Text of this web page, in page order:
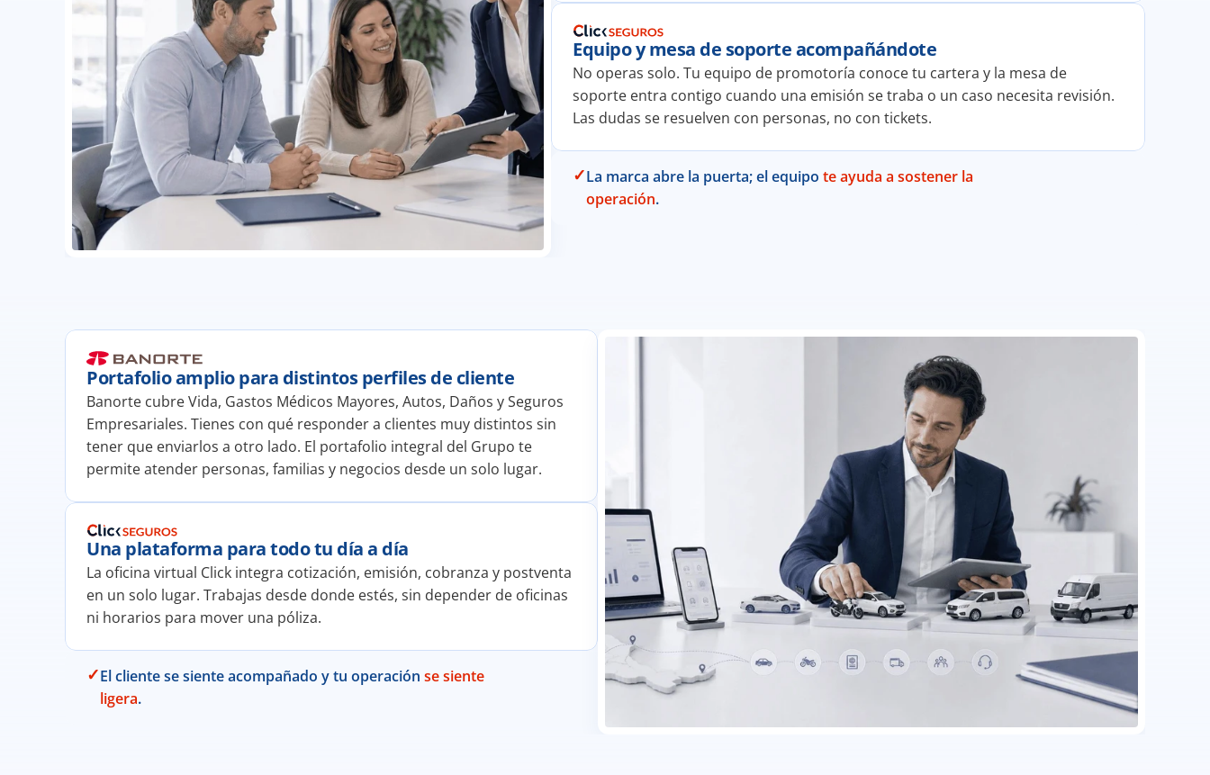
Equipo y mesa de soporte acompañándote
No operas solo. Tu equipo de promotoría conoce tu cartera y la mesa de
soporte entra contigo cuando una emisión se traba o un caso necesita revisión.
Las dudas se resuelven con personas, no con tickets.
✓La marca abre la puerta; el equipo te ayuda a sostener la
operación.
Portafolio amplio para distintos perfiles de cliente
Banorte cubre Vida, Gastos Médicos Mayores, Autos, Daños y Seguros
Empresariales. Tienes con qué responder a clientes muy distintos sin
tener que enviarlos a otro lado. El portafolio integral del Grupo te
permite atender personas, familias y negocios desde un solo lugar.
Una plataforma para todo tu día a día
La oficina virtual Click integra cotización, emisión, cobranza y postventa
en un solo lugar. Trabajas desde donde estés, sin depender de oficinas
ni horarios para mover una póliza.
✓El cliente se siente acompañado y tu operación se siente
ligera.